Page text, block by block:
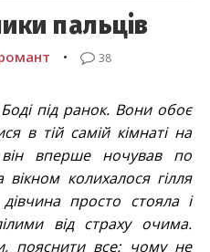
пальців
• 38
під ранок. Вони обоє
в тій самій кімнаті на
вперше ночував по
вікном колихалося гілля
просто стояла і
від страху очима.
пояснити все: чому не